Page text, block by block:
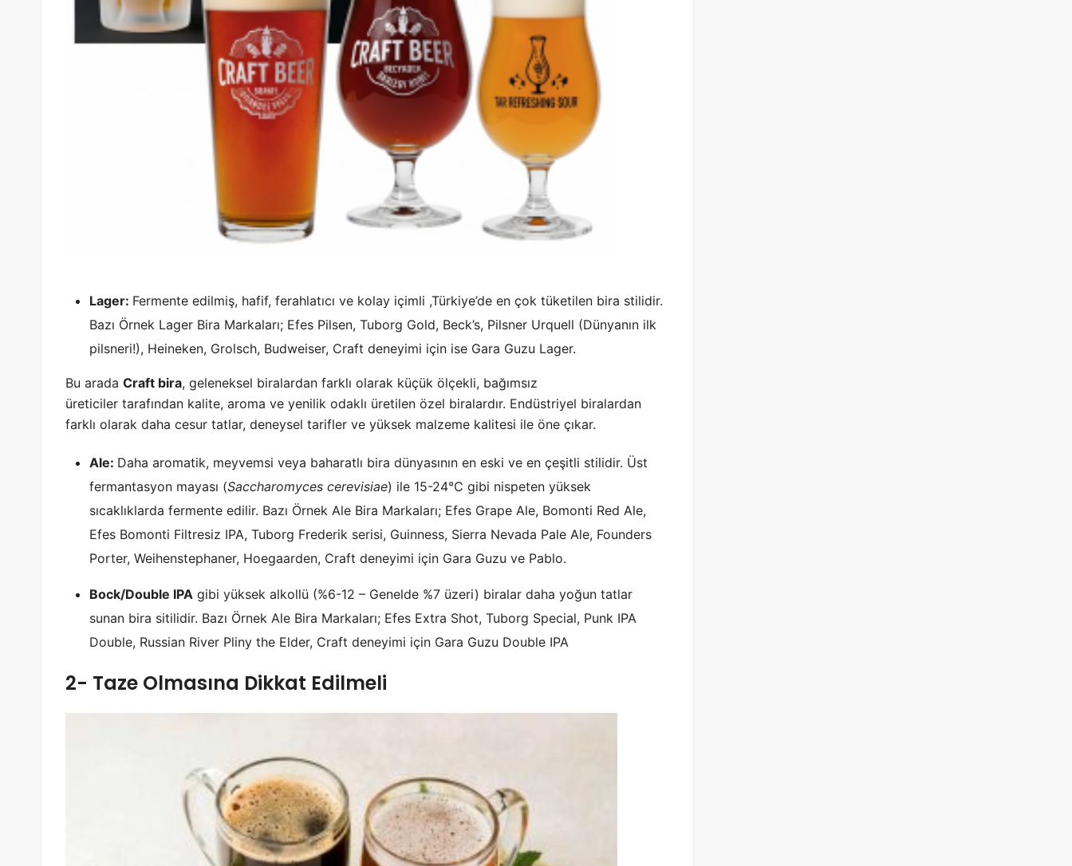
Lager: Fermente edilmiş, hafif, ferahlatıcı ve kolay içimli ,Türkiye’de en çok tüketilen bira stilidir.
Bazı Örnek Lager Bira Markaları; Efes Pilsen, Tuborg Gold, Beck’s, Pilsner Urquell (Dünyanın ilk
pilsneri!), Heineken, Grolsch, Budweiser, Craft deneyimi için ise Gara Guzu Lager.
Bu arada Craft bira, geleneksel biralardan farklı olarak küçük ölçekli, bağımsız
üreticiler tarafından kalite, aroma ve yenilik odaklı üretilen özel biralardır. Endüstriyel biralardan
farklı olarak daha cesur tatlar, deneysel tarifler ve yüksek malzeme kalitesi ile öne çıkar.
Ale: Daha aromatik, meyvemsi veya baharatlı bira dünyasının en eski ve en çeşitli stilidir. Üst
fermantasyon mayası (Saccharomyces cerevisiae) ile 15-24°C gibi nispeten yüksek
sıcaklıklarda fermente edilir. Bazı Örnek Ale Bira Markaları; Efes Grape Ale, Bomonti Red Ale,
Efes Bomonti Filtresiz IPA, Tuborg Frederik serisi, Guinness, Sierra Nevada Pale Ale, Founders
Porter, Weihenstephaner, Hoegaarden, Craft deneyimi için Gara Guzu ve Pablo.
Bock/Double IPA gibi yüksek alkollü (%6-12 – Genelde %7 üzeri) biralar daha yoğun tatlar
sunan bira sitilidir. Bazı Örnek Ale Bira Markaları; Efes Extra Shot, Tuborg Special, Punk IPA
Double, Russian River Pliny the Elder, Craft deneyimi için Gara Guzu Double IPA
2- Taze Olmasına Dikkat Edilmeli